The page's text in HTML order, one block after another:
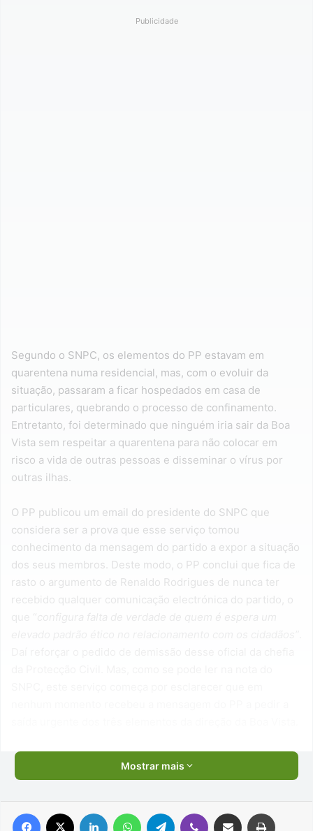
Publicidade
Segundo o SNPC, os elementos do PP estavam em
quarentena numa residencial, mas, com o evoluir da
situação, passaram a ficar hospedados em casa de
particulares, quebrando o processo de confinamento.
Entretanto, foi determinado que ninguém iria sair da Boa
Vista sem respeitar a quarentena para não colocar em
risco a vida de outras pessoas e disseminar o vírus por
outras ilhas.
O PP publicou um email do presidente do SNPC que
considera ser a prova que esse serviço tomou
conhecimento da mensagem do partido a expor a situação
dos seus membros. Deste modo, o PP conclui que fica de
rasto o argumento de Renaldo Rodrigues de nunca ter
recebido qualquer comunicação electrónica do partido, o
Mostrar mais
Facebook Linkedin WhatsAppTelegram Viber Compartilhar via e-mail